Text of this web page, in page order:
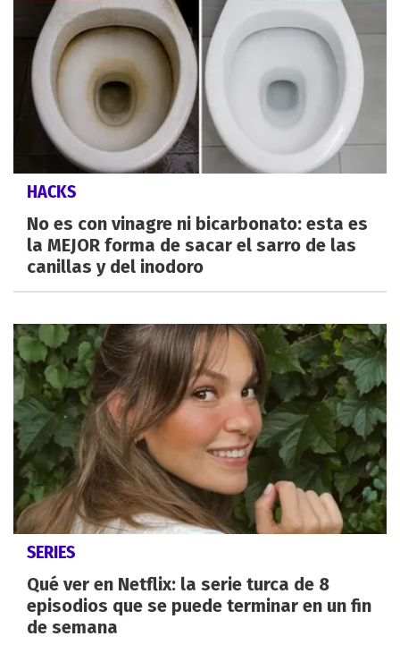
HACKS
No es con vinagre ni bicarbonato: esta es
la MEJOR forma de sacar el sarro de las
canillas y del inodoro
SERIES
Qué ver en Netflix: la serie turca de 8
episodios que se puede terminar en un fin
de semana